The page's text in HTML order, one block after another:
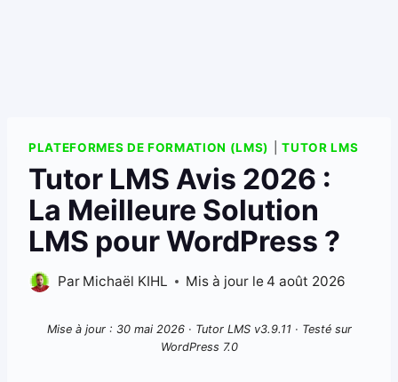
PLATEFORMES DE FORMATION (LMS) |TUTOR LMS
Tutor LMS Avis 2026 :
La Meilleure Solution
LMS pour WordPress ?
Par Michaël KIHL Mis à jour le 4 août 2026
Mise à jour : 30 mai 2026 · Tutor LMS v3.9.11 · Testé sur
WordPress 7.0